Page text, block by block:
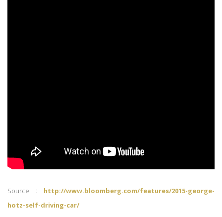
Source : http://www.bloomberg.com/features/2015-george-
hotz-self-driving-car/